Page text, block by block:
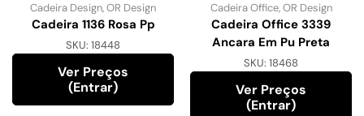
Cadeira Design,OR Design
Cadeira 1136 Rosa Pp
SKU: 18448
Ver Preços
(entrar)
Cadeira Office,OR Design
Cadeira Office 3339
Ancara Em Pu Preta
SKU: 18468
Ver Preços
(entrar)